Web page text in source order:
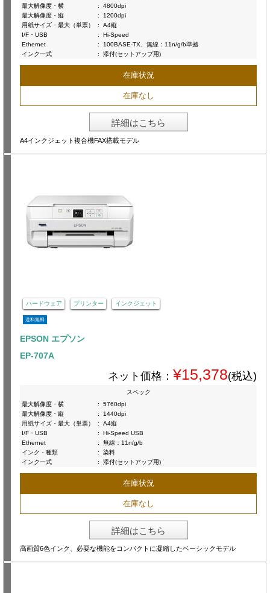
最大解像度・横
:
4800dpi
最大解像度・縦
:
1200dpi
用紙サイズ・最大（単票）
:
A4縦
I/F・USB
:
Hi-Speed
Ethernet
:
100BASE-TX、無線：11n/g/b準拠
インク一式
: 添付(セットアップ用)
在庫状況
在庫なし
詳細はこちら
A4インクジェット複合機FAX搭載モデル
ハードウェア プリンター インクジェット
送料無料
EPSON エプソン
EP-707A
ネット価格： ¥15,378(税込)
スペック
最大解像度・横
:
5760dpi
最大解像度・縦
:
1440dpi
用紙サイズ・最大（単票）
:
A4縦
I/F・USB
:
Hi-Speed USB
Ethernet
:
無線：11n/g/b
インク・種類
:
染料
インク一式
: 添付(セットアップ用)
在庫状況
在庫なし
詳細はこちら
高画質6色インク、必要な機能をコンパクトに凝縮したベーシックモデル